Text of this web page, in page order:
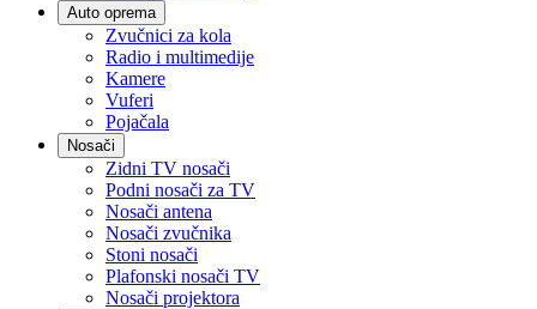
Auto oprema
Zvučnici za kola
Radio i multimedije
Kamere
Vuferi
Pojačala
Nosači
Zidni TV nosači
Podni nosači za TV
Nosači antena
Nosači zvučnika
Stoni nosači
Plafonski nosači TV
Nosači projektora